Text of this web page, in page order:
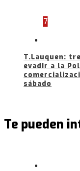
7
T.Lauquen:
evadir a la
sábado
Te pueden